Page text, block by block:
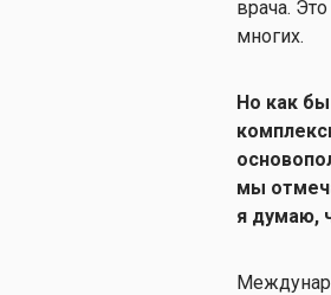
врача.
многих.
Но как
мы
я думаю,